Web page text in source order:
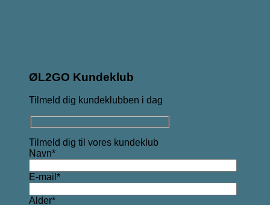
ØL2GO Kundeklub
Tilmeld dig kundeklubben i dag
Tilmeld dig til vores kundeklub
Navn*
E-mail*
Alder*